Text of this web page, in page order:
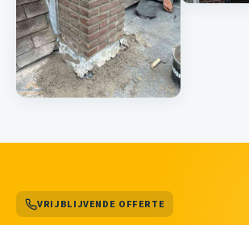
VRIJBLIJVENDE OFFERTE